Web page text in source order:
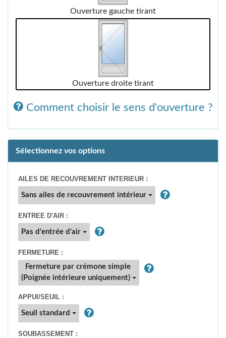
Ouverture gauche tirant
Ouverture droite tirant
Comment choisir le sens d'ouverture ?
Sélectionnez vos options
AILES DE RECOUVREMENT INTERIEUR :
Sans ailes de recouvrement intérieur
ENTREE D'AIR :
Pas d'entrée d'air
FERMETURE :
Fermeture par crémone simple
(Poignée intérieure uniquement)
APPUI/SEUIL :
Seuil standard
SOUBASSEMENT :